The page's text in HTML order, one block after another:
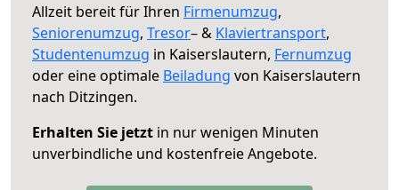
Allzeit bereit für Ihren Firmenumzug,
Seniorenumzug, Tresor– & Klaviertransport,
Studentenumzug in Kaiserslautern, Fernumzug
oder eine optimale Beiladung von Kaiserslautern
nach Ditzingen.
Erhalten Sie jetzt in nur wenigen Minuten
unverbindliche und kostenfreie Angebote.